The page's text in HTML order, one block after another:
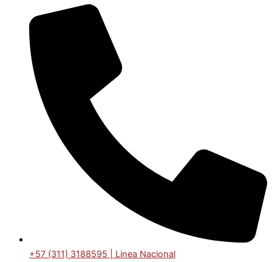
+57 (311) 3188595 | Linea Nacional